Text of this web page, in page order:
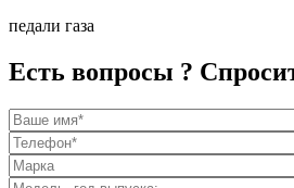
педали газа
Есть вопросы ?